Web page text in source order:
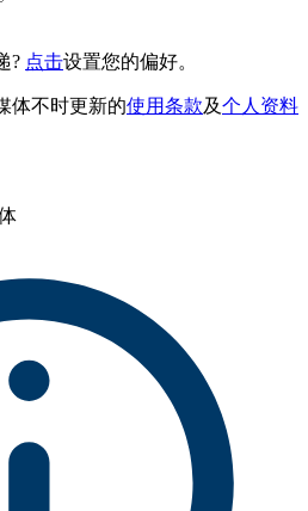
? 点击设置您的偏好。
体不时更新的使用条款及个人资料